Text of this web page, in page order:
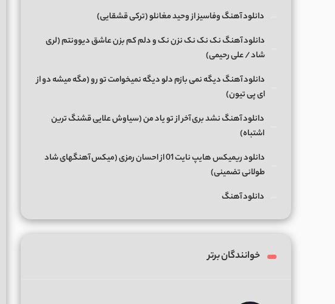
دانلود آهنگ وفاسیز از وحید مغانلو (ترکی قشقایی)
دانلود آهنگ نک نک نک نزن نک و دلم کم بزن عاشق دیوونتم (لری
شاد / علی رحیمی)
دانلود آهنگ دیگه نمی بازم دلو دیگه نمیخوامت تو رو (مگه میشه دو از
ای پی تیون)
دانلود آهنگ نشد بری آخر از تو یاد من (سیاوش علایی قشنگ ترین
اشتباه)
دانلود ریمیکس هایپ نایت 01 از احسان رمزی (میکس آهنگهای شاد
طولانی تضمینی)
دانلود آهنگ
خوانندگان برتر